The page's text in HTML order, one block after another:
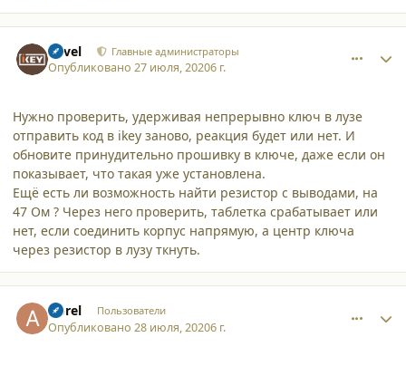
Pavel Главные администраторы
Опубликовано27 июля, 20206 г.
Нужно проверить, удерживая непрерывно ключ в лузе
отправить код в ikey заново, реакция будет или нет. И
обновите принудительно прошивку в ключе, даже если он
показывает, что такая уже установлена.
Ещё есть ли возможность найти резистор с выводами, на
47 Ом ? Через него проверить, таблетка срабатывает или
нет, если соединить корпус напрямую, а центр ключа
через резистор в лузу ткнуть.
Aprel Пользователи
Опубликовано28 июля, 20206 г.